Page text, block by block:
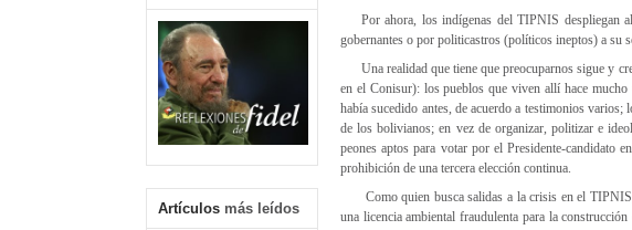
Artículos más leídos
Por ahora, los indígenas del TIPNIS despliegan
gobernantes o por politicastros (políticos ineptos) a su
Una realidad que tiene que preocuparnos sigue y
en el Conisur): los pueblos que viven allí hace
había sucedido antes, de acuerdo a testimonios
de los bolivianos; en vez de organizar, politizar e
peones aptos para votar por el Presidente-candidato
prohibición de una tercera elección continua.
Como quien busca salidas a la crisis en el
una licencia ambiental fraudulenta para la